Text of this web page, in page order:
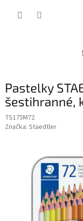
Pastelky
šestihranné,
TS175M72
Značka: Staedtler